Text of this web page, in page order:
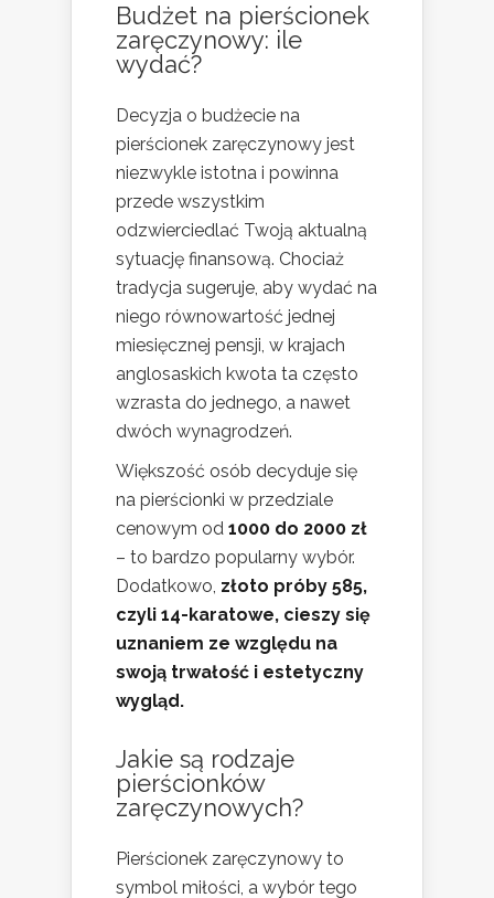
Budżet na pierścionek
zaręczynowy: ile
wydać?
Decyzja o budżecie na
pierścionek zaręczynowy jest
niezwykle istotna i powinna
przede wszystkim
odzwierciedlać Twoją aktualną
sytuację finansową. Chociaż
tradycja sugeruje, aby wydać na
niego równowartość jednej
miesięcznej pensji, w krajach
anglosaskich kwota ta często
wzrasta do jednego, a nawet
dwóch wynagrodzeń.
Większość osób decyduje się
na pierścionki w przedziale
cenowym od 1000 do 2000 zł
– to bardzo popularny wybór.
Dodatkowo, złoto próby 585,
czyli 14-karatowe, cieszy się
uznaniem ze względu na
swoją trwałość i estetyczny
wygląd.
Jakie są rodzaje
pierścionków
zaręczynowych?
Pierścionek zaręczynowy to
symbol miłości, a wybór tego